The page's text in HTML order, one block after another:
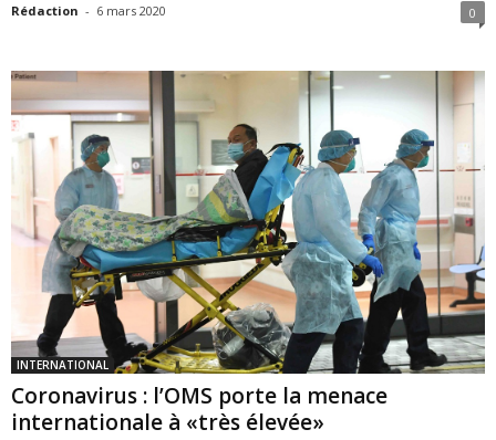
Rédaction - 6 mars 2020 0
INTERNATIONAL
Coronavirus : l’OMS porte la menace
internationale à «très élevée»